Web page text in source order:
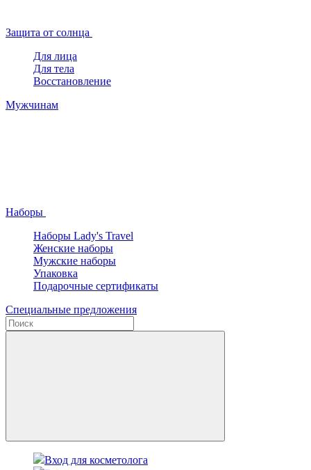
Защита от солнца
Для лица
Для тела
Восстановление
Мужчинам
Наборы
Наборы Lady's Travel
Женские наборы
Мужские наборы
Упаковка
Подарочные сертификаты
Специальные предложения
Вход для косметолога